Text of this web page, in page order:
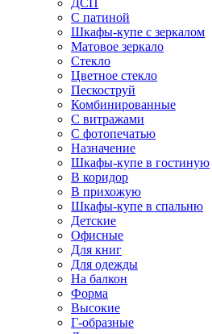
ДСП
С патиной
Шкафы-купе с зеркалом
Матовое зеркало
Стекло
Цветное стекло
Пескоструй
Комбинированные
С витражами
С фотопечатью
Назначение
Шкафы-купе в гостиную
В коридор
В прихожую
Шкафы-купе в спальню
Детские
Офисные
Для книг
Для одежды
На балкон
Форма
Высокие
Г-образные